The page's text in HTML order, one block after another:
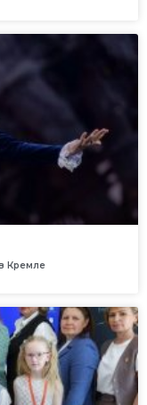
Кремле